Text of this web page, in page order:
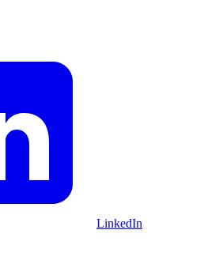
LinkedIn